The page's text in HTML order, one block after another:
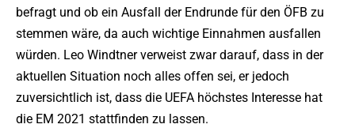
befragt und ob ein Ausfall der Endrunde für den ÖFB zu
stemmen wäre, da auch wichtige Einnahmen ausfallen
würden. Leo Windtner verweist zwar darauf, dass in der
aktuellen Situation noch alles offen sei, er jedoch
zuversichtlich ist, dass die UEFA höchstes Interesse hat
die EM 2021 stattfinden zu lassen.